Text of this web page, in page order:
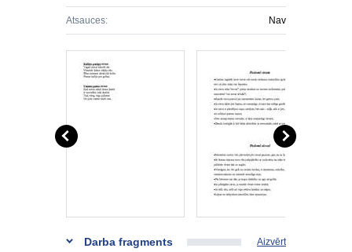
Atsauces: Nav
Darba fragments Aizvērt